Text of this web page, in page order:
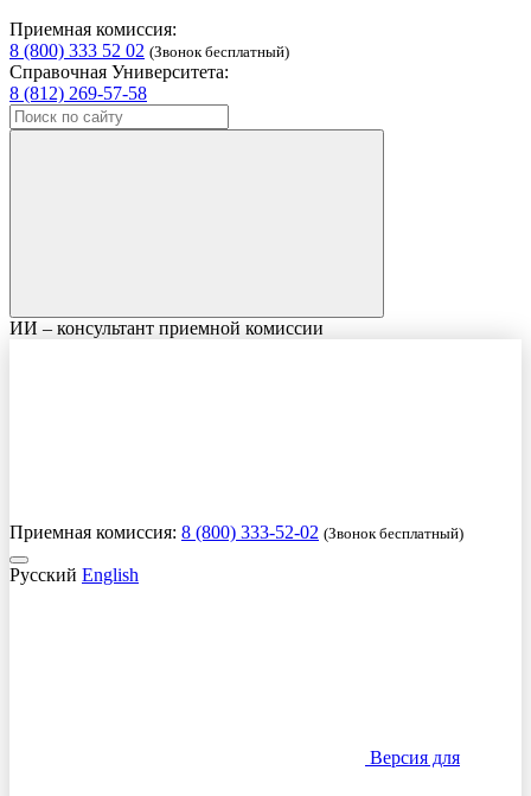
Приемная комиссия:
8 (800) 333 52 02 (Звонок бесплатный)
Справочная Университета:
8 (812) 269-57-58
ИИ – консультант приемной комиссии
Приемная комиссия: 8 (800) 333-52-02 (Звонок бесплатный)
Русский English
Версия для